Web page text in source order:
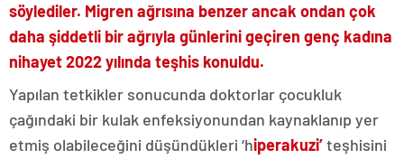
söylediler. Migren ağrısına benzer ancak ondan çok
daha şiddetli bir ağrıyla günlerini geçiren genç kadına
nihayet 2022 yılında teşhis konuldu.
Yapılan tetkikler sonucunda doktorlar çocukluk
çağındaki bir kulak enfeksiyonundan kaynaklanıp yer
etmiş olabileceğini düşündükleri ‘hiperakuzi’teşhisini